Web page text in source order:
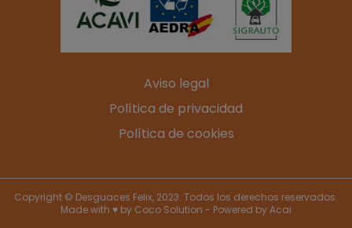
Aviso legal
Política de privacidad
Política de cookies
Copyright © Desguaces Felix, 2023. Todos los derechos reservados.
Made with ♥ by Coco Solution - Powered byAcai